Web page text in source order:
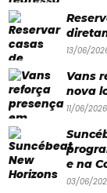
13/06/
Vans
nova
11/06/2026
e na
03/06/